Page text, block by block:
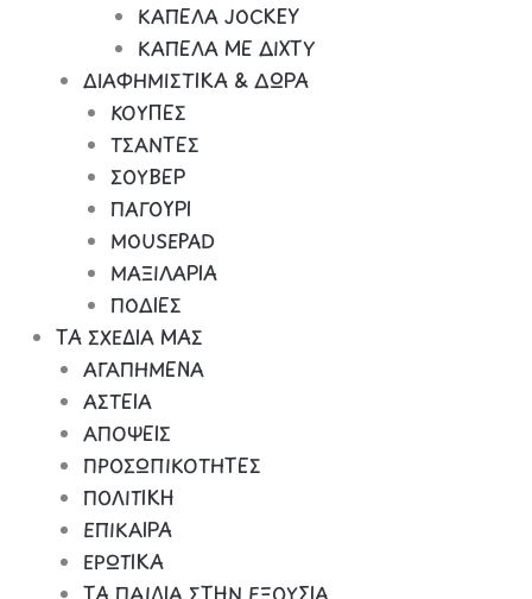
ΚΑΠΕΛΑ JOCKEY
ΚΑΠΕΛΑ ΜΕ ΔΙΧΤΥ
ΔΙΑΦΗΜΙΣΤΙΚΑ & ΔΩΡΑ
ΚΟΥΠΕΣ
ΤΣΑΝΤΕΣ
ΣΟΥΒΕΡ
ΠΑΓΟΥΡΙ
MOUSEPAD
ΜΑΞΙΛΑΡΙΑ
ΠΟΔΙΕΣ
ΤΑ ΣΧΕΔΙΑ ΜΑΣ
ΑΓΑΠΗΜΕΝΑ
ΑΣΤΕΙΑ
ΑΠΟΨΕΙΣ
ΠΡΟΣΩΠΙΚΟΤΗΤΕΣ
ΠΟΛΙΤΙΚΗ
ΕΠΙΚΑΙΡΑ
ΕΡΩΤΙΚΑ
ΤΑ ΠΑΙΔΙΑ ΣΤΗΝ ΕΞΟΥΣΙΑ